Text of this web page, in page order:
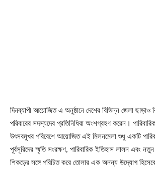
দিনব্যাপী আয়োজিত এ অনুষ্ঠানে দেশের বিভিন্ন জেলা ছাড়াও
পরিবারের সদস্যদের প্রতিনিধিরা অংশগ্রহণ করেন।
উৎসবমুখর পরিবেশে আয়োজিত এই মিলনমেলা শুধু একটি
পূর্বসূরিদের স্মৃতি সংরক্ষণ, পারিবারিক ইতিহাস লালন এবং
শিকড়ের সঙ্গে পরিচিত করে তোলার এক অনন্য উদ্যোগ